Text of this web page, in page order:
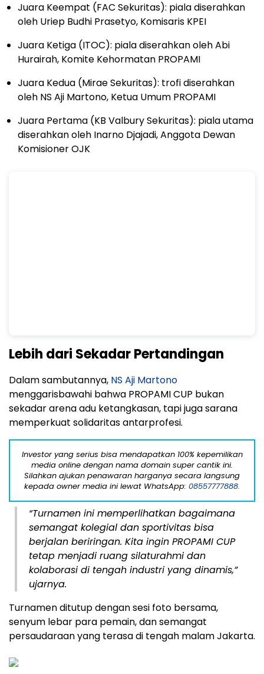
Juara Keempat (FAC Sekuritas): piala diserahkan
oleh Uriep Budhi Prasetyo, Komisaris KPEI
Juara Ketiga (ITOC): piala diserahkan oleh Abi
Hurairah, Komite Kehormatan PROPAMI
Juara Kedua (Mirae Sekuritas): trofi diserahkan
oleh NS Aji Martono, Ketua Umum PROPAMI
Juara Pertama (KB Valbury Sekuritas): piala utama
diserahkan oleh Inarno Djajadi, Anggota Dewan
Komisioner OJK
Lebih dari Sekadar Pertandingan
Dalam sambutannya, NS Aji Martono
menggarisbawahi bahwa PROPAMI CUP bukan
sekadar arena adu ketangkasan, tapi juga sarana
memperkuat solidaritas antarprofesi.
Investor yang serius bisa mendapatkan 100% kepemilikan
media online dengan nama domain super cantik ini.
Silahkan ajukan penawaran harganya secara langsung
kepada owner media ini lewat WhatsApp: 08557777888.
“Turnamen ini memperlihatkan bagaimana
semangat kolegial dan sportivitas bisa
berjalan beriringan. Kita ingin PROPAMI CUP
tetap menjadi ruang silaturahmi dan
kolaborasi di tengah industri yang dinamis,”
ujarnya.
Turnamen ditutup dengan sesi foto bersama,
senyum lebar para pemain, dan semangat
persaudaraan yang terasa di tengah malam Jakarta.